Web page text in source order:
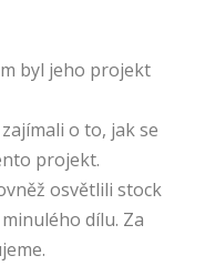
byl jeho projekt
o to, jak se
projekt.
osvětlili stock
dílu. Za